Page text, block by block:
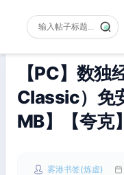
【PC】数
Classic）免
MB】【夸克】
雾港书签(炼虚)